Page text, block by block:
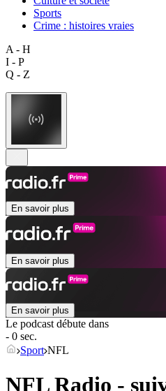
Sports
Crime : histoires vraies
A - H
I - P
Q - Z
En savoir plus
En savoir plus
En savoir plus
Le podcast débute dans
- 0 sec.
Sport NFL
NFL Radio -